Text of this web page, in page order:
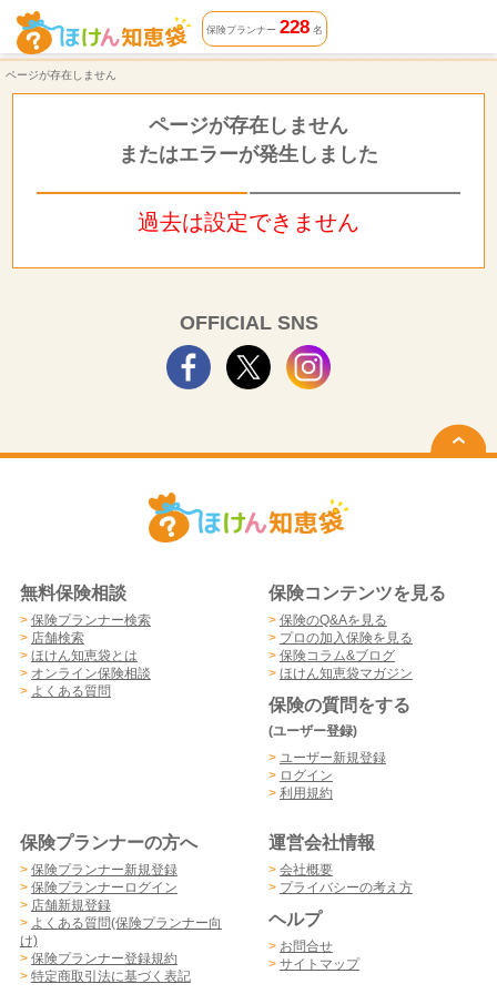
ページが存在しません | ほけん知恵袋
保険プランナー 228名
ページが存在しません
ページが存在しません
またはエラーが発生しました
過去は設定できません
OFFICIAL SNS
無料保険相談
> 保険プランナー検索
> 店舗検索
> ほけん知恵袋とは
> オンライン保険相談
> よくある質問
保険コンテンツを見る
> 保険のQ&Aを見る
> プロの加入保険を見る
> 保険コラム&ブログ
> ほけん知恵袋マガジン
保険の質問をする
(ユーザー登録)
> ユーザー新規登録
> ログイン
> 利用規約
保険プランナーの方へ
> 保険プランナー新規登録
> 保険プランナーログイン
> 店舗新規登録
> よくある質問(保険プランナー向
け)
> 保険プランナー登録規約
> 特定商取引法に基づく表記
運営会社情報
> 会社概要
> プライバシーの考え方
ヘルプ
> お問合せ
> サイトマップ